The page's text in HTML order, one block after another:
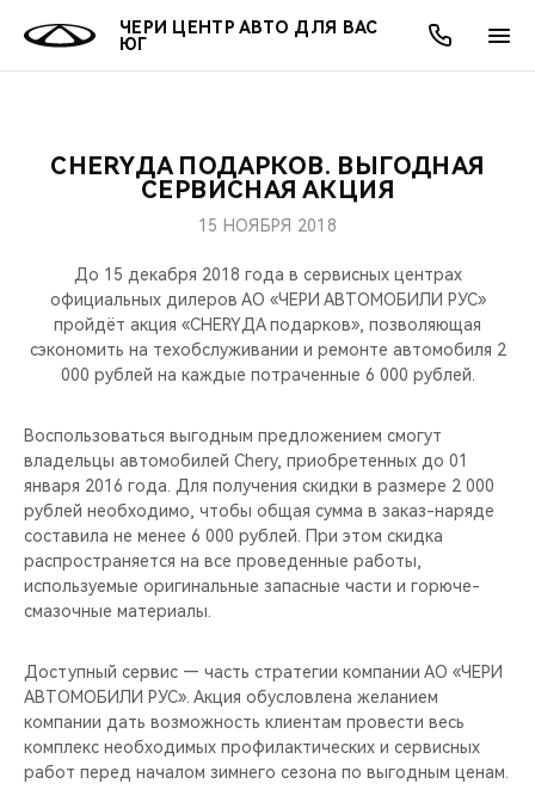
ЧЕРИ ЦЕНТР АВТО ДЛЯ ВАС
ЮГ
МОДЕЛИ
КРОССОВЕРЫ
СЕДАНЫ
НОВИНКИ
ПОКУПАТЕЛЯМ
КРЕДИТ И СТРАХОВАНИЕ
ВЛАДЕЛЬЦАМ
ЗАПЧАСТИ И АКСЕССУАРЫ
ПОДДЕРЖКА
МИР CHERY
О БРЕНДЕ
CHERY В СОЦСЕТЯХ
БЛАГОТВОРИТЕЛЬНОСТЬ
CHERY REMOTE
CHERY И СПОРТ
ВИДЕООБЗОРЫ
CHERY ДЛЯ ДЕТЕЙ
АКЦИИ
ОНЛАЙН СЕРВИСЫ
КРЕДИТ
О КОМПАНИИ
МЫ В СОЦСЕТЯХ
CHERYДА ПОДАРКОВ. ВЫГОДНАЯ
СЕРВИСНАЯ АКЦИЯ
15 НОЯБРЯ 2018
До 15 декабря 2018 года в сервисных центрах
официальных дилеров АО «ЧЕРИ АВТОМОБИЛИ РУС»
пройдёт акция «CHERYДА подарков», позволяющая
сэкономить на техобслуживании и ремонте автомобиля 2
000 рублей на каждые потраченные 6 000 рублей.
Воспользоваться выгодным предложением смогут
владельцы автомобилей Chery, приобретенных до 01
января 2016 года. Для получения скидки в размере 2 000
рублей необходимо, чтобы общая сумма в заказ-наряде
составила не менее 6 000 рублей. При этом скидка
распространяется на все проведенные работы,
используемые оригинальные запасные части и горюче-
смазочные материалы.
Доступный сервис — часть стратегии компании АО «ЧЕРИ
АВТОМОБИЛИ РУС». Акция обусловлена желанием
компании дать возможность клиентам провести весь
комплекс необходимых профилактических и сервисных
работ перед началом зимнего сезона по выгодным ценам.